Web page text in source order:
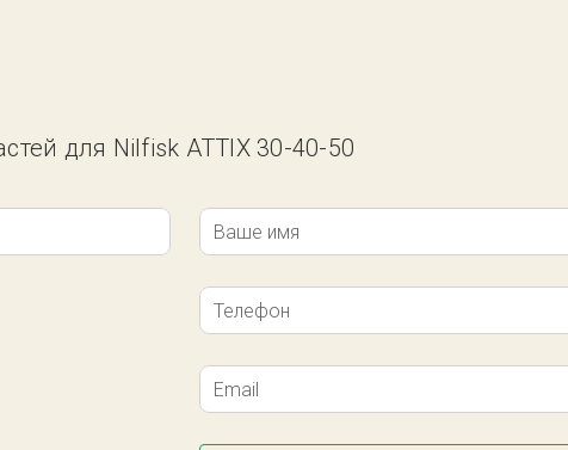
для Nilfisk ATTIX 30-40-50
Ваше имя
Телефон
Email